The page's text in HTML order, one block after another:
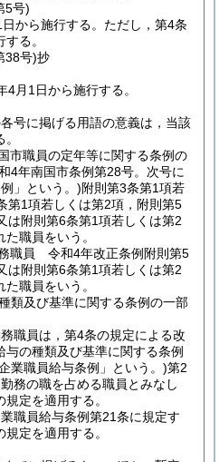
5号)
から施行する。 ただし，第4条
る。
38号)抄
4月1日から施行する。
号に掲げる用語の意義は，当該
職員の定年等に関する条例の
4年南国市条例第28号。次号に
」という。)附則第3条第1項若
第1項若しくは第2項，附則第5
は附則第6条第1項若しくは第2
職員をいう。
職員 令和4年改正条例附則第5
は附則第6条第1項若しくは第2
職員をいう。
類及び基準に関する条例の一部
職員は，第4条の規定による改
の種類及び基準に関する条例
業職員給与条例」という。)第2
務の職を占める職員とみなし
定を適用する。
職員給与条例第21条に規定す
定を適用する。